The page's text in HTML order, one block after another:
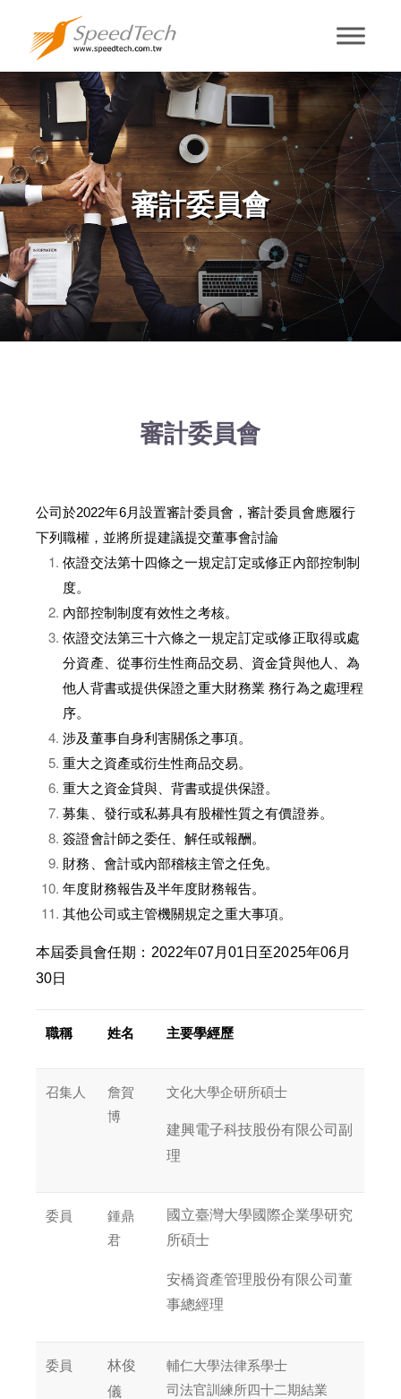
The audit
committee
審計委員會
審計委員會
公司於2022年6月設置審計委員會，審計委員會應履行
下列職權，並將所提建議提交董事會討論
依證交法第十四條之一規定訂定或修正內部控制制
度。
內部控制制度有效性之考核。
依證交法第三十六條之一規定訂定或修正取得或處
分資產、從事衍生性商品交易、資金貸與他人、為
他人背書或提供保證之重大財務業 務行為之處理程
序。
涉及董事自身利害關係之事項。
重大之資產或衍生性商品交易。
重大之資金貸與、背書或提供保證。
募集、發行或私募具有股權性質之有價證券。
簽證會計師之委任、解任或報酬。
財務、會計或內部稽核主管之任免。
年度財務報告及半年度財務報告。
其他公司或主管機關規定之重大事項。
本屆委員會任期： 2022年07月01日至2025年06月
30日
職稱 姓名 主要學經歷
召集人
詹賀
博
文化大學企研所碩士
建興電子科技股份有限公司副
理
委員
鍾鼎
君
國立臺灣大學國際企業學研究
所碩士
安橋資產管理股份有限公司董
事總經理
委員
林俊
儀
輔仁大學法律系學士
司法官訓練所四十二期結業